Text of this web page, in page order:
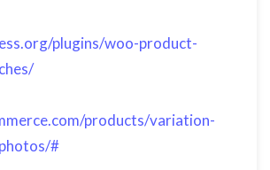
plugins/woo-product-
products/variation-
#